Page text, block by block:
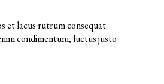
et lacus rutrum consequat.
condimentum, luctus justo